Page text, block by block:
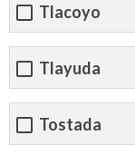
Tlacoyo
Tlayuda
Tostada